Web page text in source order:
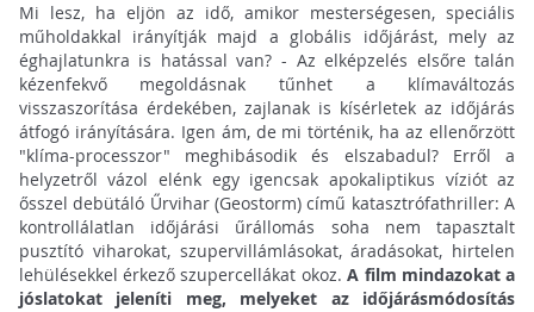
Mi lesz, ha eljön az idő, amikor mesterségesen, speciális
műholdakkal irányítják majd a globális időjárást, mely az
éghajlatunkra is hatással van? - Az elképzelés elsőre talán
kézenfekvő megoldásnak tűnhet a klímaváltozás
visszaszorítása érdekében, zajlanak is kísérletek az időjárás
átfogó irányítására. Igen ám, de mi történik, ha az ellenőrzött
"klíma-processzor" meghibásodik és elszabadul? Erről a
helyzetről vázol elénk egy igencsak apokaliptikus víziót az
ősszel debütáló Űrvihar (Geostorm) című katasztrófathriller: A
kontrollálatlan időjárási űrállomás soha nem tapasztalt
pusztító viharokat, szupervillámlásokat, áradásokat, hirtelen
lehülésekkel érkező szupercellákat okoz.A film mindazokat a
jóslatokat jeleníti meg, melyeket az időjárásmódosítás